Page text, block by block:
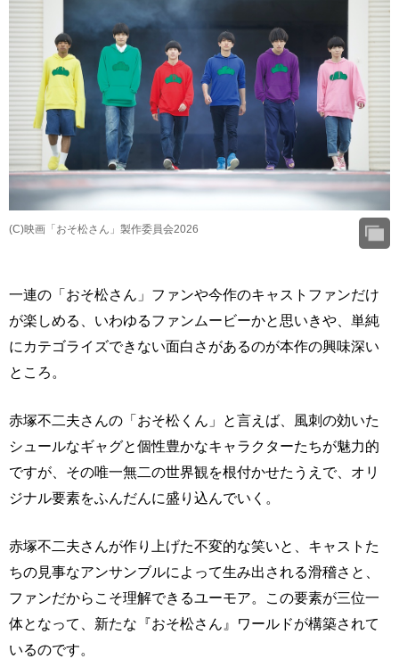
(C)映画「おそ松さん」製作委員会2026
一連の「おそ松さん」ファンや今作のキャストファンだけ
が楽しめる、いわゆるファンムービーかと思いきや、単純
にカテゴライズできない面白さがあるのが本作の興味深い
ところ。
赤塚不二夫さんの「おそ松くん」と言えば、風刺の効いた
シュールなギャグと個性豊かなキャラクターたちが魅力的
ですが、その唯一無二の世界観を根付かせたうえで、オリ
ジナル要素をふんだんに盛り込んでいく。
赤塚不二夫さんが作り上げた不変的な笑いと、キャストた
ちの見事なアンサンブルによって生み出される滑稽さと、
ファンだからこそ理解できるユーモア。この要素が三位一
体となって、新たな『おそ松さん』ワールドが構築されて
いるのです。